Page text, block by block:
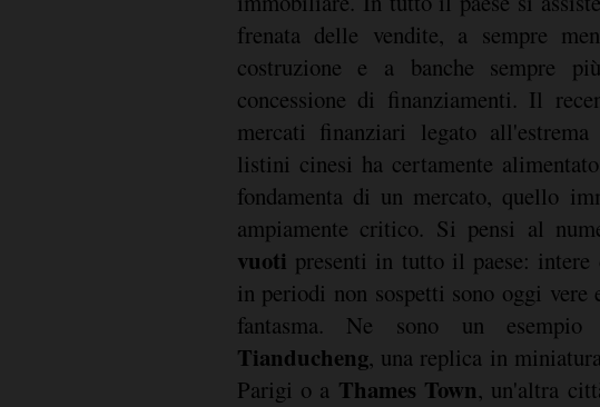
frenata delle vendite, a sempre
costruzione e a banche sempre
concessione di finanziamenti. Il
mercati finanziari legato
listini cinesi ha certamente
fondamenta di un mercato, quello
ampiamente critico. Si pensi al
vuoti presenti in tutto il paese: intere
in periodi non sospetti sono oggi vere
fantasma. Ne sono un
Tianducheng, una replica in
Parigi o a Thames Town, un'altra